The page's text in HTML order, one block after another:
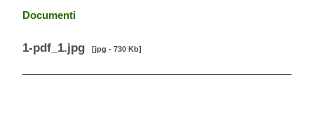
Documenti
1-pdf_1.jpg[jpg - 730 Kb]